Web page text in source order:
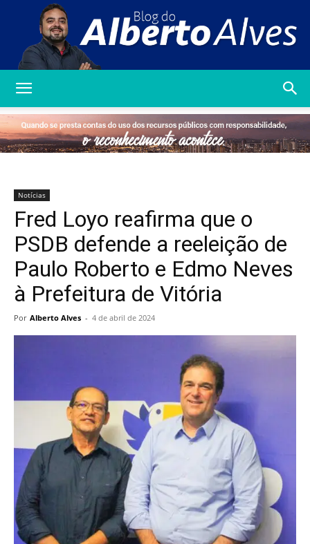
Alberto
Alves
Notícias
Fred Loyo reafirma que o
PSDB defende a reeleição de
Paulo Roberto e Edmo Neves
à Prefeitura de Vitória
Por Alberto Alves - 4 de abril de 2024